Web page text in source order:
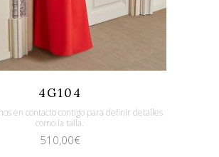
4G104
en contacto contigo para definir detalles
como la talla.
510,00€